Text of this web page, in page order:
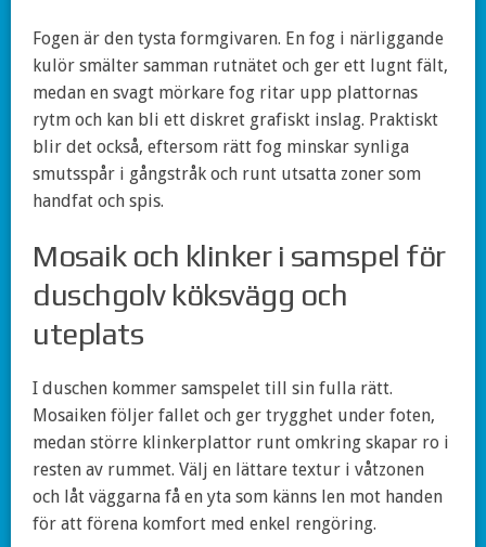
Fogen är den tysta formgivaren. En fog i närliggande
kulör smälter samman rutnätet och ger ett lugnt fält,
medan en svagt mörkare fog ritar upp plattornas
rytm och kan bli ett diskret grafiskt inslag. Praktiskt
blir det också, eftersom rätt fog minskar synliga
smutsspår i gångstråk och runt utsatta zoner som
handfat och spis.
Mosaik och klinker i samspel för
duschgolv köksvägg och
uteplats
I duschen kommer samspelet till sin fulla rätt.
Mosaiken följer fallet och ger trygghet under foten,
medan större klinkerplattor runt omkring skapar ro i
resten av rummet. Välj en lättare textur i våtzonen
och låt väggarna få en yta som känns len mot handen
för att förena komfort med enkel rengöring.